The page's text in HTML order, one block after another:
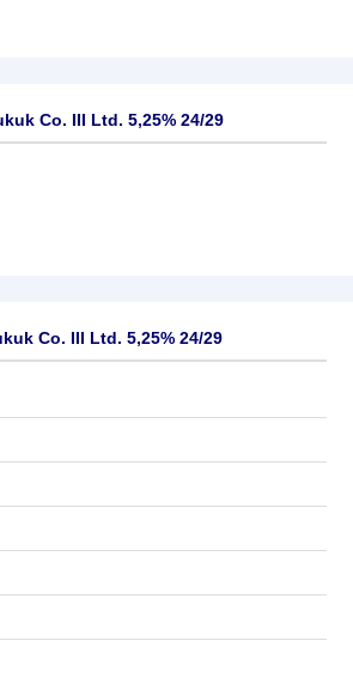
Co. III Ltd. 5,25% 24/29
Co. III Ltd. 5,25% 24/29